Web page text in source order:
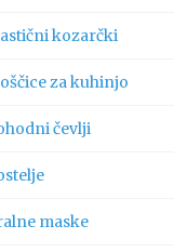
kozarčki
za kuhinjo
čevlji
maske